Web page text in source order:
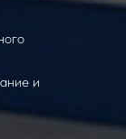
и